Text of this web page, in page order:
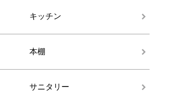
キッチン
本棚
サニタリー